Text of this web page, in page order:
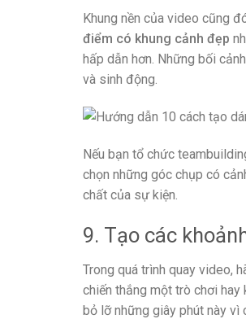
Khung nền của video cũng
điểm có khung cảnh đẹp
hấp dẫn hơn. Những bối
và sinh động.
Nếu bạn tổ chức
chọn những góc chụp có
chất của sự kiện.
9. Tạo các
Trong quá trình quay video,
chiến thắng một trò chơi
bỏ lỡ những giây phút này vì